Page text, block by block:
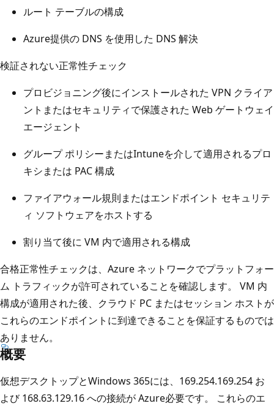
ルート テーブルの構成
Azure提供の DNS を使用した DNS 解決
検証されない正常性チェック
プロビジョニング後にインストールされた VPN クライア
ントまたはセキュリティで保護された Web ゲートウェイ
エージェント
グループ ポリシーまたはIntuneを介して適用されるプロ
キシまたは PAC 構成
ファイアウォール規則またはエンドポイント セキュリテ
ィ ソフトウェアをホストする
割り当て後に VM 内で適用される構成
合格正常性チェックは、Azure ネットワークでプラットフォー
ム トラフィックが許可されていることを確認します。 VM 内
構成が適用された後、クラウド PC またはセッション ホストが
これらのエンドポイントに到達できることを保証するものでは
ありません。
概要
仮想デスクトップとWindows 365には、169.254.169.254 お
よび 168.63.129.16 への接続が Azure必要です。 これらのエ